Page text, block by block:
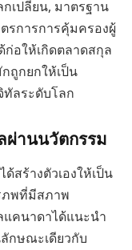
เปลี่ยน, มาตรฐาน
รการการคุ้มครองผู้
อให้เกิดตลาดสกุล
ถูกยกให้เป็น
ทัลระดับโลก
ผ่านนวัตกรรม
สร้างตัวเองให้เป็น
ภพที่มีสภาพ
แคนาดาได้แนะนำ
กษณะเดียวกับ